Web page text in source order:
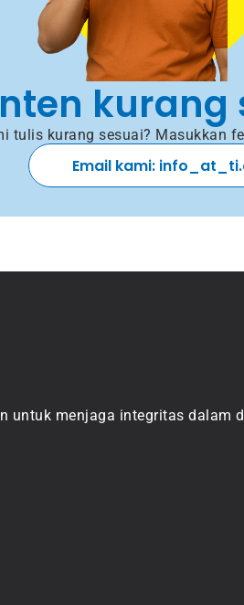
kurang
tulis kurang sesuai? Masukkan
Email kami:
menjaga integritas dalam